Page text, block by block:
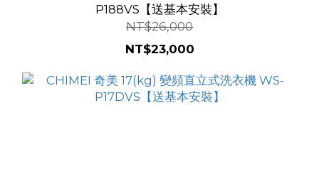
P188VS【送基本安裝】
NT$26,000
NT$23,000